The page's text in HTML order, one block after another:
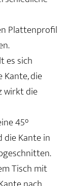
Plattenprofil
es sich
Kante, die
wirkt die
45°
Kante in
Tisch mit